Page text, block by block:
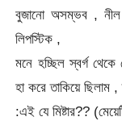
বুজানো অসম্ভব ,
লিপস্টিক ,
মনে হচ্ছিল স্বর্গ
হা করে তাকিয়ে
:এই যে মিষ্টার??